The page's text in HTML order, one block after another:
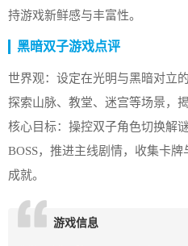
持游戏新鲜感与丰富性。
黑暗双子游戏点评
世界观：设定在光明与黑暗对立
探索山脉、教堂、迷宫等场景，
核心目标：操控双子角色切换解
BOSS，推进主线剧情，收集卡
成就。
游戏信息